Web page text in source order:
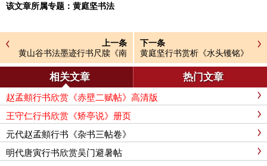
该文章所属专题： 黄庭坚书法
上一条
黄山谷书法墨迹行书尺牍《南
康帖》
下一条
黄庭坚行书赏析《水头镬铭》
宋拓残本
相关文章 热门文章
赵孟頫行书欣赏《赤壁二赋帖》高清版
王守仁行书欣赏《矫亭说》册页
元代赵孟頫行书《杂书三帖卷》
明代唐寅行书欣赏吴门避暑帖